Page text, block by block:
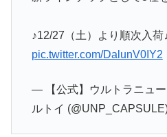
♪12/27（土）より順次入荷
pic.twitter.com/DalunV0IY2
— 【公式】ウルトラニュ
ルトイ